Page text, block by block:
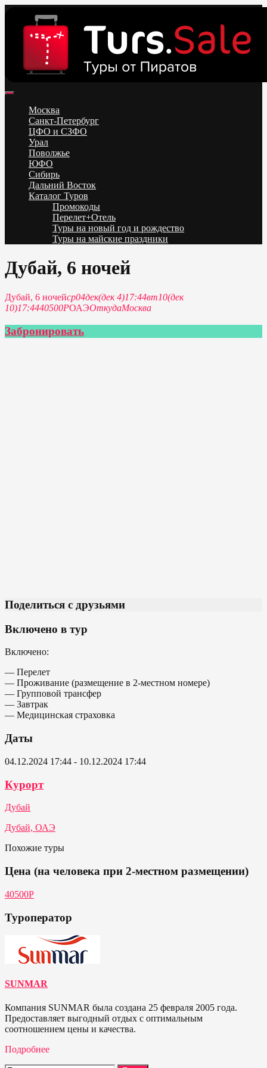
content
Низкие цены на путевки 3-7-10 ночей все включено, отдых на
море. Распродажа экскурсионных и горнолыжных туров.
Обновление каждый день. Официальный сайт Тур Сейл
Москва
Санкт-Петербург
ЦФО и СЗФО
Урал
Поволжье
ЮФО
Сибирь
Дальний Восток
Каталог Туров
Промокоды
Перелет+Отель
Туры на новый год и рождество
Туры на майские праздники
Telegram
Дубай, 6 ночей
Дубай, 6 ночейср04дек(дек 4)17:44вт10(дек
10)17:4440500РОАЭОткудаМосква
Забронировать
Поделиться с друзьями
Включено в тур
Включено:
— Перелет
— Проживание (размещение в 2-местном номере)
— Групповой трансфер
— Завтрак
— Медицинская страховка
Даты
04.12.2024 17:44 - 10.12.2024 17:44
Курорт
Дубай
Дубай, ОАЭ
Похожие туры
Цена (на человека при 2-местном размещении)
40500Р
Туроператор
SUNMAR
Компания SUNMAR была создана 25 февраля 2005 года.
Предоставляет выгодный отдых с оптимальным
соотношением цены и качества.
Подробнее